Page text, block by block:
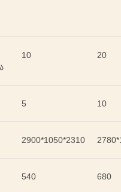
10 20
5 10
2900*1050*2310
540 680